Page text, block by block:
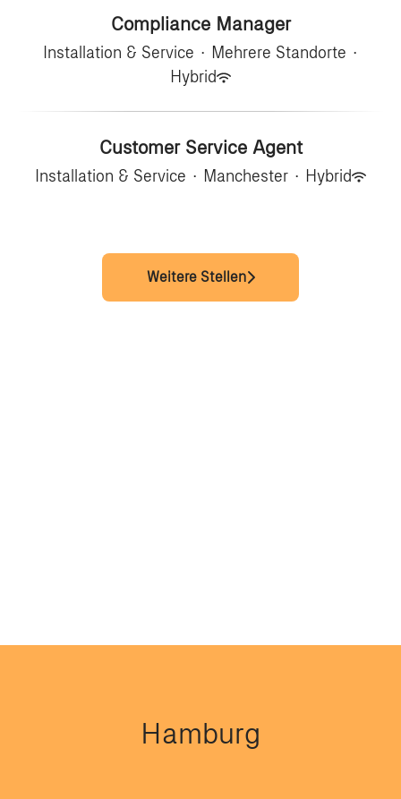
Compliance Manager
Installation & Service · Mehrere Standorte ·
Hybrid
Customer Service Agent
Installation & Service · Manchester · Hybrid
Weitere Stellen
Hamburg